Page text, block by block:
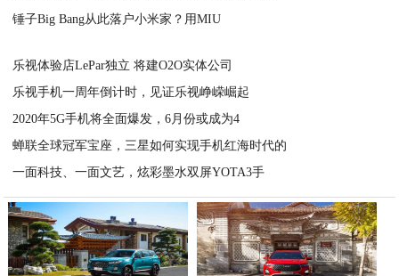
锤子Big Bang从此落户小米家？用MIU
乐视体验店LePar独立 将建O2O实体公司
乐视手机一周年倒计时，见证乐视峥嵘崛起
2020年5G手机将全面爆发，6月份或成为4
蝉联全球冠军宝座，三星如何实现手机红海时代的
一面科技、一面文艺，炫彩墨水双屏YOTA3手
2020-07-31